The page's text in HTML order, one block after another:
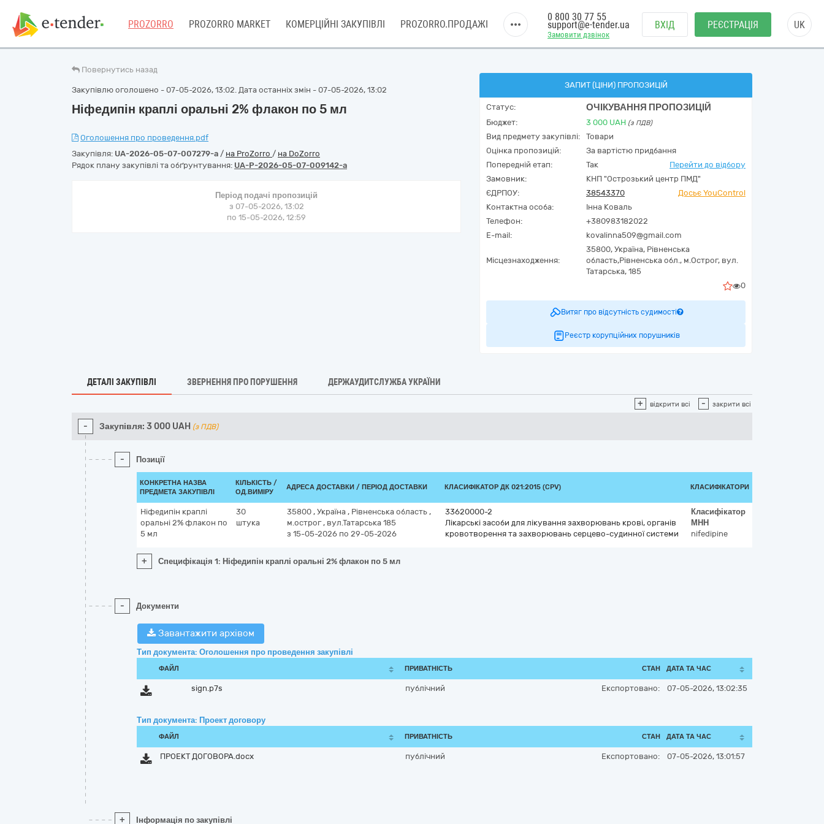
PROZORRO PROZORRO MARKET КОМЕРЦІЙНІ ЗАКУПІВЛІ PROZORRO.ПРОДАЖІ
Замовити дзвінок
0 800 30 77 55
support@e-tender.ua ВХІД РЕЄСТРАЦІЯ UK
Повернутись назад
Закупівлю оголошено - 07-05-2026, 13:02. Дата останніх змін - 07-05-2026, 13:02
Ніфедипін краплі оральні 2% флакон по 5 мл
Оголошення про проведення.pdf
Закупівля: UA-2026-05-07-007279-a / на ProZorro / на DoZorro
Рядок плану закупівлі та обґрунтування: UA-P-2026-05-07-009142-a
Період подачі пропозицій
з 07-05-2026, 13:02
по 15-05-2026, 12:59
ЗАПИТ (ЦІНИ) ПРОПОЗИЦІЙ
Статус: ОЧІКУВАННЯ ПРОПОЗИЦІЙ
Бюджет: 3 000 UAH (з ПДВ)
Вид предмету закупівлі:
Товари
Оцінка пропозицій:
За вартістю придбання
Попередній етап:
Так
Перейти до відбору
Замовник:
КНП "Острозький центр ПМД"
ЄДРПОУ:
38543370
Досьє YouControl
Контактна особа:
Інна Коваль
Телефон:
+380983182022
E-mail:
kovalinna509@gmail.com
Місцезнаходження:
35800, Україна, Рівненська
область,Рівненська обл., м.Острог, вул.
Татарська, 185
0
Витяг про відсутність судимості
Реєстр корупційних порушників
ДЕТАЛІ ЗАКУПІВЛІ ЗВЕРНЕННЯ ПРО ПОРУШЕННЯ ДЕРЖАУДИТСЛУЖБА УКРАЇНИ
+ відкрити всі - закрити всі
- Закупівля: 3 000 UAH (з ПДВ)
- Позиції
КОНКРЕТНА НАЗВА
ПРЕДМЕТА ЗАКУПІВЛІ
КІЛЬКІСТЬ /
ОД.ВИМІРУ
АДРЕСА ДОСТАВКИ / ПЕРІОД ДОСТАВКИ КЛАСИФІКАТОР ДК 021:2015 (CPV) КЛАСИФІКАТОРИ
Ніфедипін краплі
оральні 2% флакон по
5 мл
30
штука
35800 , Україна , Рівненська область ,
м.острог, вул.Татарська 185
з 15-05-2026 по 29-05-2026
33620000-2
Лікарські засоби для лікування захворювань крові, органів
кровотворення та захворювань серцево-судинної системи
Класифікатор
МНН
nifedipine
+ Специфікація 1: Ніфедипін краплі оральні 2% флакон по 5 мл
- Документи
Завантажити архівом
Тип документа: Оголошення про проведення закупівлі
ФАЙЛ ПРИВАТНІСТЬ СТАН ДАТА ТА ЧАС
sign.p7s публічний Експортовано: 07-05-2026, 13:02:35
Тип документа: Проект договору
ФАЙЛ ПРИВАТНІСТЬ СТАН ДАТА ТА ЧАС
ПРОЕКТ ДОГОВОРА.docx публічний Експортовано: 07-05-2026, 13:01:57
+ Інформація по закупівлі